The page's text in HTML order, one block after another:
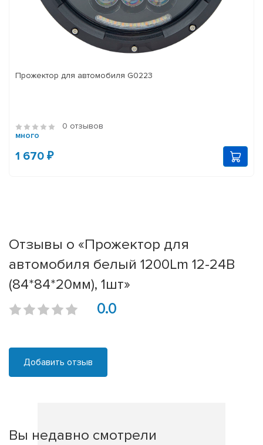
Прожектор для автомобиля G0223
0 отзывов
много
1 670 ₽
Отзывы о «Прожектор для
автомобиля белый 1200Lm 12-24В
(84*84*20мм), 1шт»
0.0
Добавить отзыв
Вы недавно смотрели